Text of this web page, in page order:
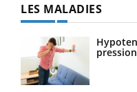
LES MALADIES